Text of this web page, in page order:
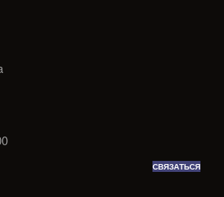
СВЯЗАТЬСЯ